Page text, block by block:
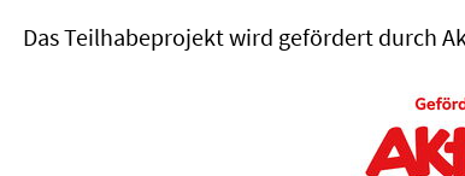
Das Teilhabeprojekt wird gefördert durch